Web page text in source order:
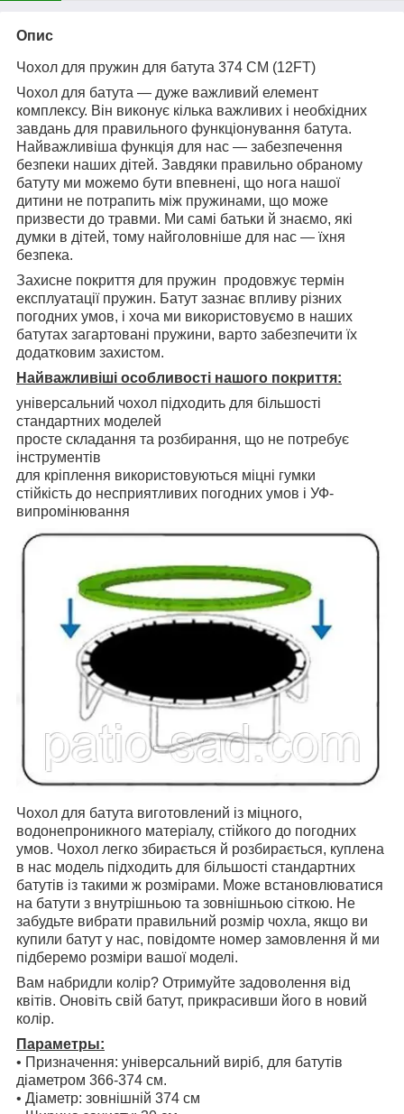
Опис
Чохол для пружин для батута 374 CM (12FT)
Чохол для батута — дуже важливий елемент
комплексу. Він виконує кілька важливих і необхідних
завдань для правильного функціонування батута.
Найважливіша функція для нас — забезпечення
безпеки наших дітей. Завдяки правильно обраному
батуту ми можемо бути впевнені, що нога нашої
дитини не потрапить між пружинами, що може
призвести до травми. Ми самі батьки й знаємо, які
думки в дітей, тому найголовніше для нас — їхня
безпека.
Захисне покриття для пружин продовжує термін
експлуатації пружин. Батут зазнає впливу різних
погодних умов, і хоча ми використовуємо в наших
батутах загартовані пружини, варто забезпечити їх
додатковим захистом.
Найважливіші особливості нашого покриття:
універсальний чохол підходить для більшості
стандартних моделей
просте складання та розбирання, що не потребує
інструментів
для кріплення використовуються міцні гумки
стійкість до несприятливих погодних умов і УФ-
випромінювання
Чохол для батута виготовлений із міцного,
водонепроникного матеріалу, стійкого до погодних
умов. Чохол легко збирається й розбирається, куплена
в нас модель підходить для більшості стандартних
батутів із такими ж розмірами. Може встановлюватися
на батути з внутрішньою та зовнішньою сіткою. Не
забудьте вибрати правильний розмір чохла, якщо ви
купили батут у нас, повідомте номер замовлення й ми
підберемо розміри вашої моделі.
Вам набридли колір? Отримуйте задоволення від
квітів. Оновіть свій батут, прикрасивши його в новий
колір.
Параметры:
• Призначення: універсальний виріб, для батутів
діаметром 366-374 см.
• Діаметр: зовнішній 374 см